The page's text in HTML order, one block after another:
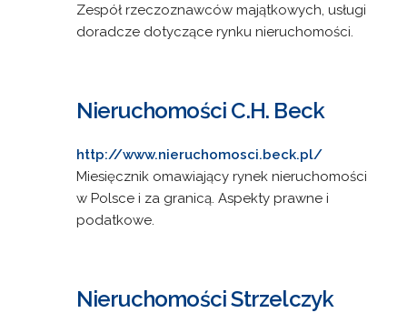
Zespół rzeczoznawców majątkowych, usługi
doradcze dotyczące rynku nieruchomości.
Nieruchomości C.H. Beck
http://www.nieruchomosci.beck.pl/
Miesięcznik omawiający rynek nieruchomości
w Polsce i za granicą. Aspekty prawne i
podatkowe.
Nieruchomości Strzelczyk